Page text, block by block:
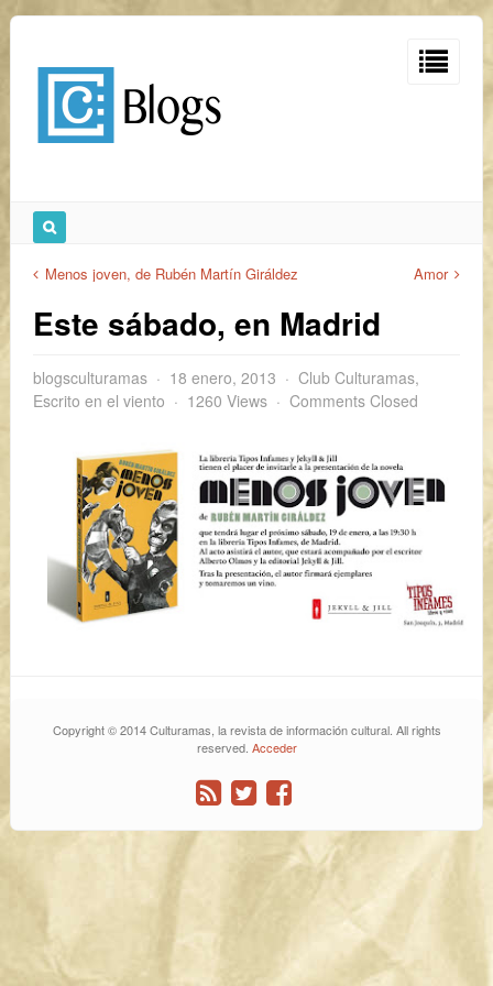
Menos joven, de Rubén Martín Giráldez Amor
Este sábado, en Madrid
blogsculturamas 18 enero, 2013 Club Culturamas,
Escrito en el viento
1260 Views Comments Closed
Copyright © 2014 Culturamas, la revista de información cultural. All rights
reserved. Acceder